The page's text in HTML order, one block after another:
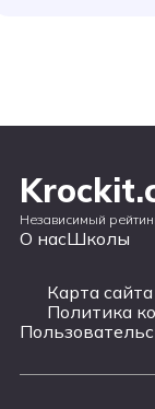
Независимый
О насШколы
Карта сайта
Политика